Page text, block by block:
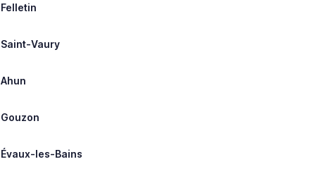
Felletin
Saint-Vaury
Ahun
Gouzon
Évaux-les-Bains